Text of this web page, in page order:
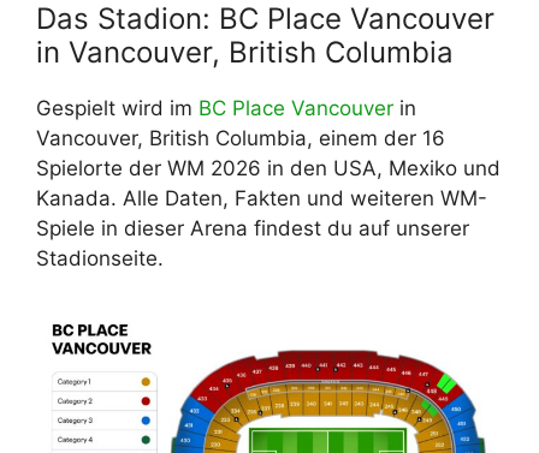
Das Stadion: BC Place Vancouver
in Vancouver, British Columbia
Gespielt wird im BC Place Vancouver in
Vancouver, British Columbia, einem der 16
Spielorte der WM 2026 in den USA, Mexiko und
Kanada. Alle Daten, Fakten und weiteren WM-
Spiele in dieser Arena findest du auf unserer
Stadionseite.